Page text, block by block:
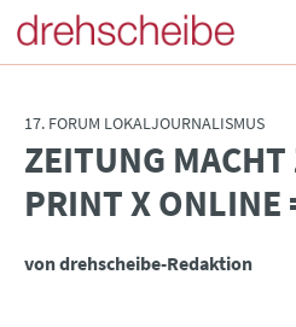
17. FORUM LOKALJOURNALISMUS
:ZEITUNG
PRINT X ONLINE
von drehscheibe-Redaktion